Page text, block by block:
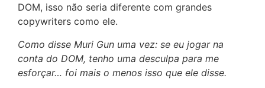
DOM, isso não seria diferente com grandes
copywriters como ele.
Como disse Muri Gun uma vez: se eu jogar na
conta do DOM, tenho uma desculpa para me
esforçar… foi mais o menos isso que ele disse.